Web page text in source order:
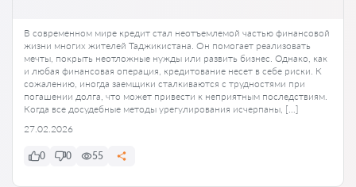
В современном мире кредит стал неотъемлемой частью финансовой
жизни многих жителей Таджикистана. Он помогает реализовать
мечты, покрыть неотложные нужды или развить бизнес. Однако, как
и любая финансовая операция, кредитование несет в себе риски. К
сожалению, иногда заемщики сталкиваются с трудностями при
погашении долга, что может привести к неприятным последствиям.
Когда все досудебные методы урегулирования исчерпаны, […]
27.02.2026
0 0 55